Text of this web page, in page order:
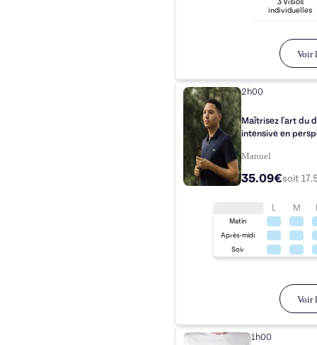
3Visios
individuelles
Voir
2h00
Maîtrisez l'art du
intensive en
Manuel
35.09€soit
L M
Matin
Après-midi
Soir
Voir
1h00